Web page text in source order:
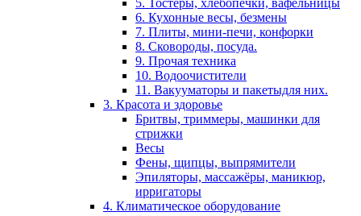
5. Тостеры, хлебопечки, вафельницы
6. Кухонные весы, безмены
7. Плиты, мини-печи, конфорки
8. Сковороды, посуда.
9. Прочая техника
10. Водоочистители
11. Вакууматоры и пакетыдля них.
3. Красота и здоровье
Бритвы, триммеры, машинки для
стрижки
Весы
Фены, щипцы, выпрямители
Эпиляторы, массажёры, маникюр,
ирригаторы
4. Климатическое оборудование